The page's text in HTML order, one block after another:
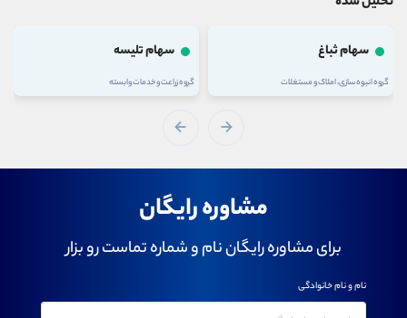
سهام ثباغ
گروه انبوه سازی، املاک و مستغلات
سهام تلیسه
گروه زراعت و خدمات وابسته
مشاوره رایگان
برای مشاوره رایگان نام و شماره تماست رو بزار
نام و نام خانوادگی